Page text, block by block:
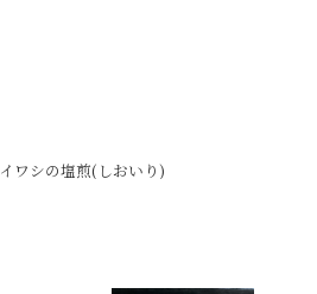
イワシの塩煎(しおいり)